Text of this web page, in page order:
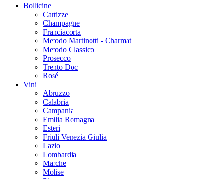
Bollicine
Cartizze
Champagne
Franciacorta
Metodo Martinotti - Charmat
Metodo Classico
Prosecco
Trento Doc
Rosé
Vini
Abruzzo
Calabria
Campania
Emilia Romagna
Esteri
Friuli Venezia Giulia
Lazio
Lombardia
Marche
Molise